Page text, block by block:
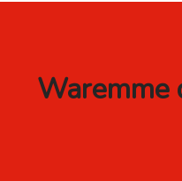
Waremme